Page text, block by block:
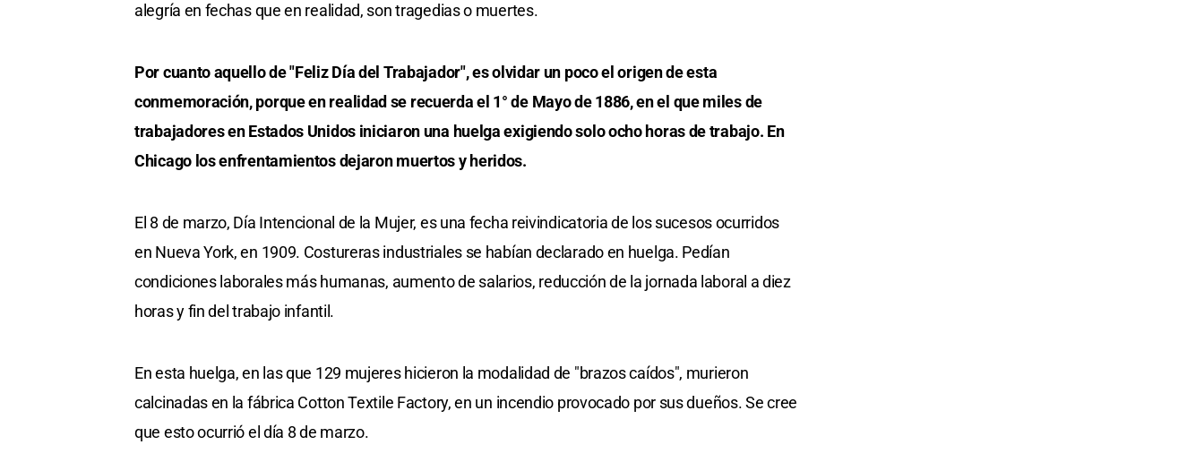
alegría en fechas que en realidad, son tragedias o muertes.
Por cuanto aquello de "Feliz Día del Trabajador", es olvidar un poco el origen de esta
conmemoración, porque en realidad se recuerda el 1° de Mayo de 1886, en el que miles de
trabajadores en Estados Unidos iniciaron una huelga exigiendo solo ocho horas de trabajo. En
Chicago los enfrentamientos dejaron muertos y heridos.
El 8 de marzo, Día Intencional de la Mujer, es una fecha reivindicatoria de los sucesos ocurridos
en Nueva York, en 1909. Costureras industriales se habían declarado en huelga. Pedían
condiciones laborales más humanas, aumento de salarios, reducción de la jornada laboral a diez
horas y fin del trabajo infantil.
En esta huelga, en las que 129 mujeres hicieron la modalidad de "brazos caídos", murieron
calcinadas en la fábrica Cotton Textile Factory, en un incendio provocado por sus dueños. Se cree
que esto ocurrió el día 8 de marzo.